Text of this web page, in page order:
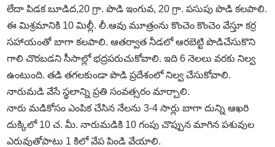
లేదా పిడక బూడిద,20 గ్రా. పొడి ఇంగువ, 20 గ్రా. పసుపు పొడి కలపాలి.
ఈ మిశ్రమానికి 10 మిల్లీ. లీ.ఆవు మూత్రంను కొంచెం కొంచెం వేస్తూ కర్ర
సహాయంతో బాగా కలపాలి. ఆతర్వాత నీడలో ఆరబెట్టి పొడిచేసుకొని
గాలి చొరబడని సీసాల్లో భద్రపరుచుకోవాలి. ఇది 6 నెలలు వరకు నిల్వ
ఉంటుంది. తడి తగలకుండా పొడి ప్రదేశంలో నిల్వ చేసుకోవాలి.
నారుమడి వేసే స్థలాన్ని ప్రతి సంవత్సరం మార్చాలి.
నారు మడికోసం ఎంపిక చేసిన నేలను 3-4 సార్లు బాగా దున్ని ఆఖరి
దుక్కిలో 10 చ. మీ. నారుమడికి 10 గంపు చొప్పున మాగిన పశువుల
ఎరువుతోపాటు 1 కిలో వేప పిండి వేయాలి.